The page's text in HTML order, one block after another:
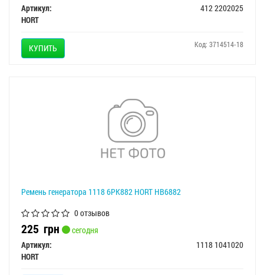
Артикул:
412 2202025
HORT
КУПИТЬ Код: 3714514-18
Ремень генератора 1118 6РК882 HORT HB6882
0 отзывов
225 грн
сегодня
Артикул:
1118 1041020
HORT